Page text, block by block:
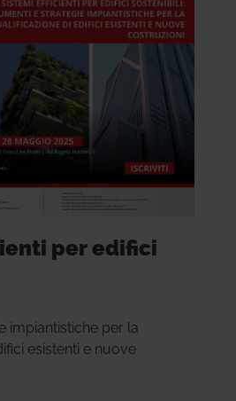
per edifici
impiantistiche per la
esistenti e nuove